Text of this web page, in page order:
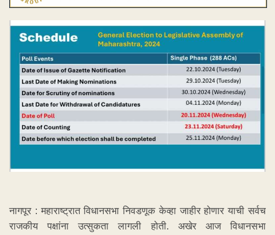
नागपूर : महाराष्ट्रात विधानसभा निवडणूक केव्हा जाहीर होणार याची सर्वच
राजकीय पक्षांना उत्सुकता लागली होती. अखेर आज विधानसभा